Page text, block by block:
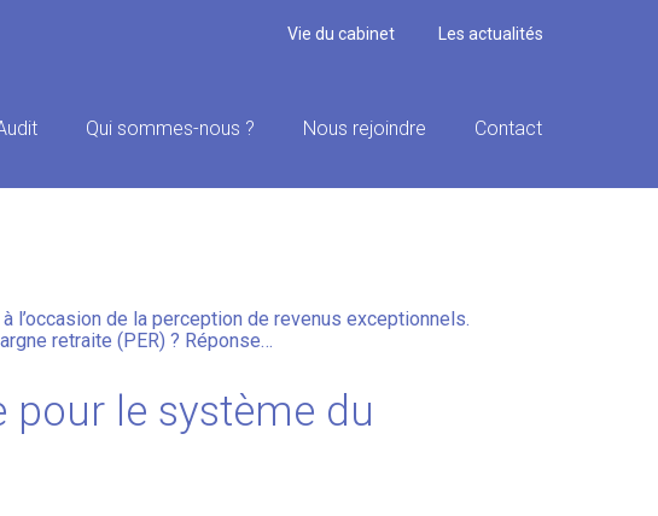
Vie du cabinet Les actualités
Qui sommes-nous ? Nous rejoindre Contact
l’occasion de la perception de revenus exceptionnels.
retraite (PER) ? Réponse…
pour le système du